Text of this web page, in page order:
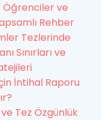
Öğrenciler ve
Rehber
Tezlerinde
Sınırları ve
İntihal Raporu
Tez Özgünlük